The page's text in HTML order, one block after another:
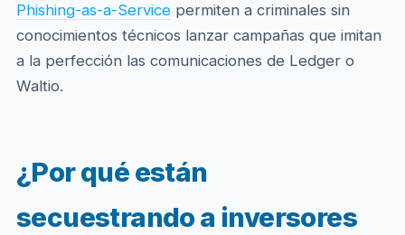
Phishing-as-a-Servicepermiten a criminales sin
conocimientos técnicos lanzar campañas que imitan
a la perfección las comunicaciones de Ledger o
Waltio.
¿Por qué están
secuestrando a inversores